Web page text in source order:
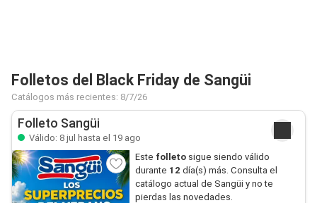
Folletos del Black Friday de Sangüi
Catálogos más recientes: 8/7/26
Folleto Sangüi
Válido: 8 jul hasta el 19 ago
Este folletosigue siendo válido
durante 12 día(s) más. Consulta el
catálogo actual de Sangüi y no te
pierdas las novedades.